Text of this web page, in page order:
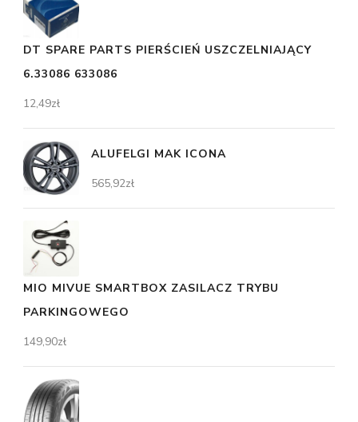
DT SPARE PARTS PIERŚCIEŃ USZCZELNIAJĄCY
6.33086 633086
12,49zł
ALUFELGI MAK ICONA
565,92zł
MIO MIVUE SMARTBOX ZASILACZ TRYBU
PARKINGOWEGO
149,90zł